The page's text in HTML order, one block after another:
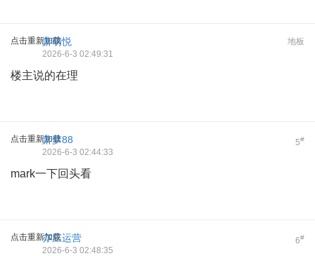
点击重新加载 地板
萧萌悦
2026-6-3 02:49:31
楼主说的在理
点击重新加载 5#
萧梦88
2026-6-3 02:44:33
mark一下回头看
点击重新加载 6#
亦庄运营
2026-6-3 02:48:35